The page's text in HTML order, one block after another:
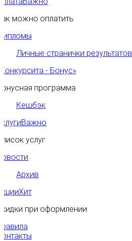
можно оплатить
Личные странички результатов
- Бонус»
программа
Кешбэк
Важно
услуг
Архив
Хит
при оформлении